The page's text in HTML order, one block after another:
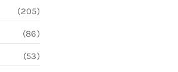
(205)
(86)
(53)